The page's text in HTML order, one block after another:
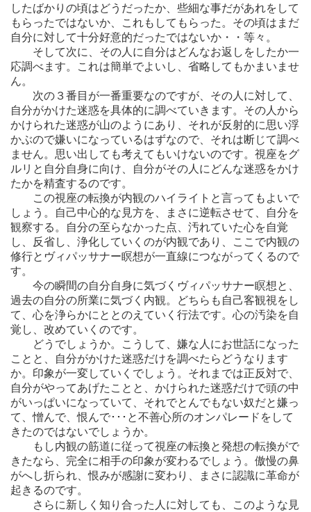
したばかりの頃はどうだったか、些細な事だがあれをして
もらったではないか、これもしてもらった。その頃はまだ
自分に対して十分好意的だったではないか・・等々。
そして次に、その人に自分はどんなお返しをしたか一
応調べます。これは簡単でよいし、省略してもかまいませ
ん。
次の３番目が一番重要なのですが、その人に対して、
自分がかけた迷惑を具体的に調べていきます。その人から
かけられた迷惑が山のようにあり、それが反射的に思い浮
かぶので嫌いになっているはずなので、それは断じて調べ
ません。思い出しても考えてもいけないのです。視座をグ
ルリと自分自身に向け、自分がその人にどんな迷惑をかけ
たかを精査するのです。
この視座の転換が内観のハイライトと言ってもよいで
しょう。自己中心的な見方を、まさに逆転させて、自分を
観察する。自分の至らなかった点、汚れていた心を自覚
し、反省し、浄化していくのが内観であり、ここで内観の
修行とヴィパッサナー瞑想が一直線につながってくるので
す。
今の瞬間の自分自身に気づくヴィパッサナー瞑想と、
過去の自分の所業に気づく内観。どちらも自己客観視をし
て、心を浄らかにととのえていく行法です。心の汚染を自
覚し、改めていくのです。
どうでしょうか。こうして、嫌な人にお世話になった
ことと、自分がかけた迷惑だけを調べたらどうなります
か。印象が一変していくでしょう。それまでは正反対で、
自分がやってあげたことと、かけられた迷惑だけで頭の中
がいっぱいになっていて、それでとんでもない奴だと嫌っ
て、憎んで、恨んで･･･と不善心所のオンパレードをして
きたのではないでしょうか。
もし内観の筋道に従って視座の転換と発想の転換がで
きたなら、完全に相手の印象が変わるでしょう。傲慢の鼻
がへし折られ、恨みが感謝に変わり、まさに認識に革命が
起きるのです。
さらに新しく知り合った人に対しても、このような見